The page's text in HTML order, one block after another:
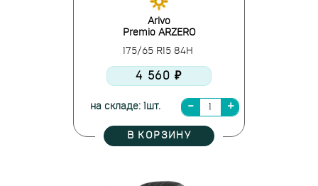
Arivo
Premio ARZERO
175/65 R15 84H
4 560 ₽
на складе: 1шт.
В КОРЗИНУ